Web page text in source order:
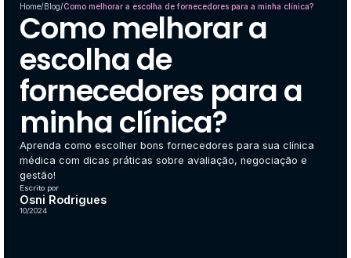
Home/Blog/Como melhorar a escolha de fornecedores para a minha clínica?
Como melhorar a
escolha de
fornecedores para a
minha clínica?
Aprenda como escolher bons fornecedores para sua clínica
médica com dicas práticas sobre avaliação, negociação e
gestão!
Escrito por
Osni Rodrigues
10/2024